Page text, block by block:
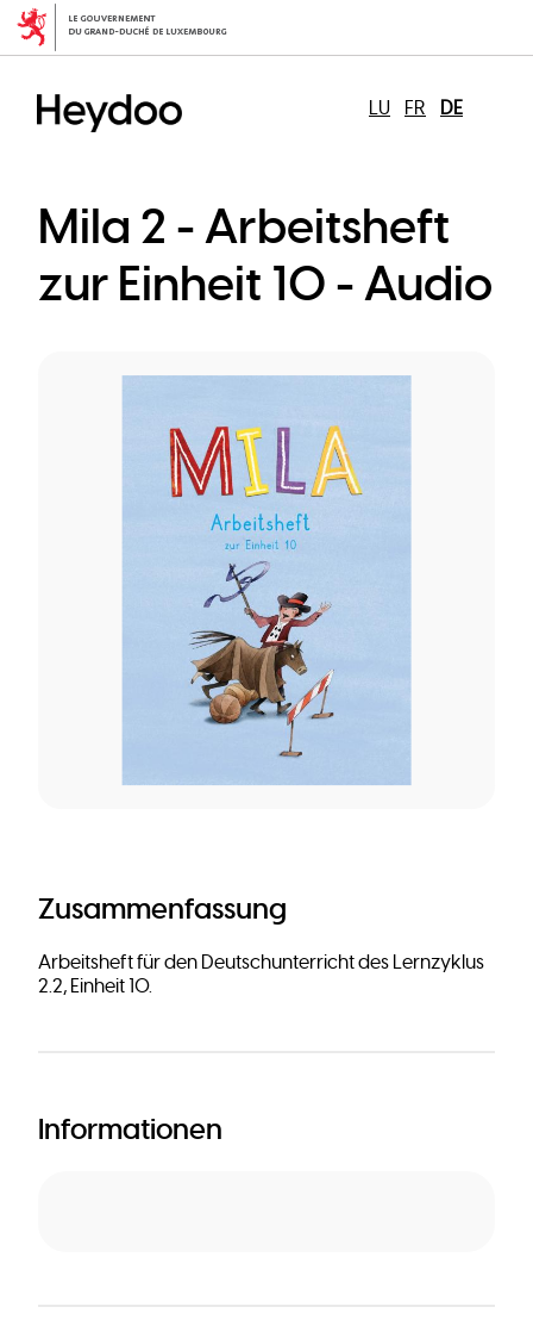
Direkt
zum
LU
FR DE
Mila 2 - Arbeitsheft
zur Einheit 10 - Audio
Zusammenfassung
Arbeitsheft für den Deutschunterricht des Lernzyklus
2.2, Einheit 10.
Informationen